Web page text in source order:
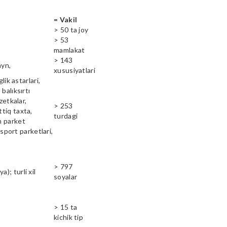
= Vakil
> 50 ta joy
> 53
mamlakat
> 143
xususiyatlari
astarlari,
taxta,
parket
parketlari,
> 253
turdagi
turli xil
> 797
soyalar
> 15 ta
kichik tip